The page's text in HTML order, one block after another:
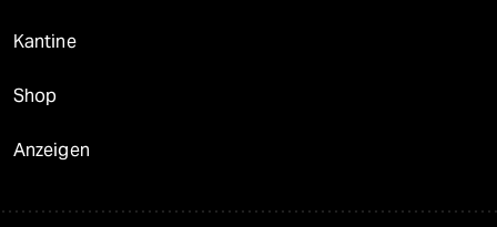
Kantine
Shop
Anzeigen